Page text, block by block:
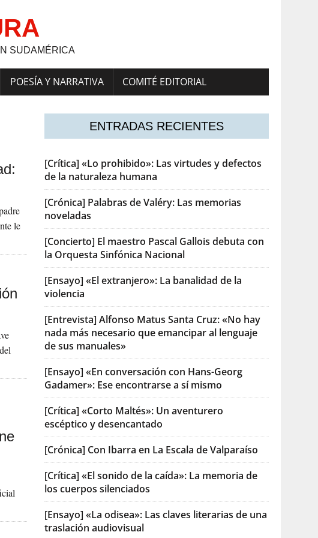
SUDAMÉRICA
POESÍA Y NARRATIVA COMITÉ EDITORIAL
le
ENTRADAS RECIENTES
[Crítica] «Lo prohibido»: Las virtudes y defectos
de la naturaleza humana
[Crónica] Palabras de Valéry: Las memorias
noveladas
[Concierto] El maestro Pascal Gallois debuta con
la Orquesta Sinfónica Nacional
[Ensayo] «El extranjero»: La banalidad de la
violencia
[Entrevista] Alfonso Matus Santa Cruz: «No hay
nada más necesario que emancipar al lenguaje
de sus manuales»
[Ensayo] «En conversación con Hans-Georg
Gadamer»: Ese encontrarse a sí mismo
[Crítica] «Corto Maltés»: Un aventurero
escéptico y desencantado
[Crónica] Con Ibarra en La Escala de Valparaíso
[Crítica] «El sonido de la caída»: La memoria de
los cuerpos silenciados
[Ensayo] «La odisea»: Las claves literarias de una
traslación audiovisual